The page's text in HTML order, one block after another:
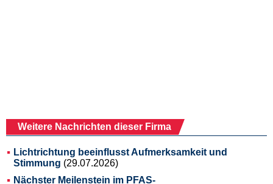
Weitere Nachrichten dieser Firma
Lichtrichtung beeinflusst Aufmerksamkeit und
Stimmung (29.07.2026)
Nächster Meilenstein im PFAS-